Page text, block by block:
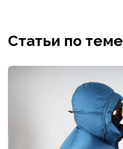
Статьи по теме